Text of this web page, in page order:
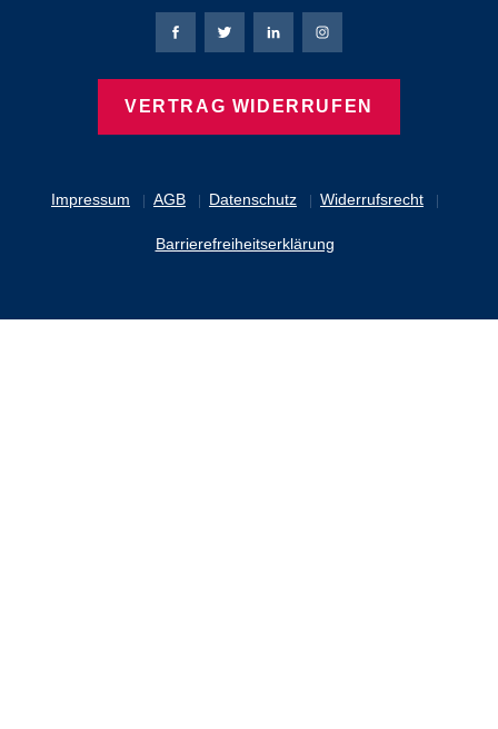
Impressum AGB Datenschutz Widerrufsrecht
Barrierefreiheitserklärung
Bierbaum-Proenen Facebook-Seite
Bierbaum-Proenen Twitter Seite
Bierbaum-Proenen LinkedIn
Bierbaum-Proenen
VERTRAG WIDERRUFEN